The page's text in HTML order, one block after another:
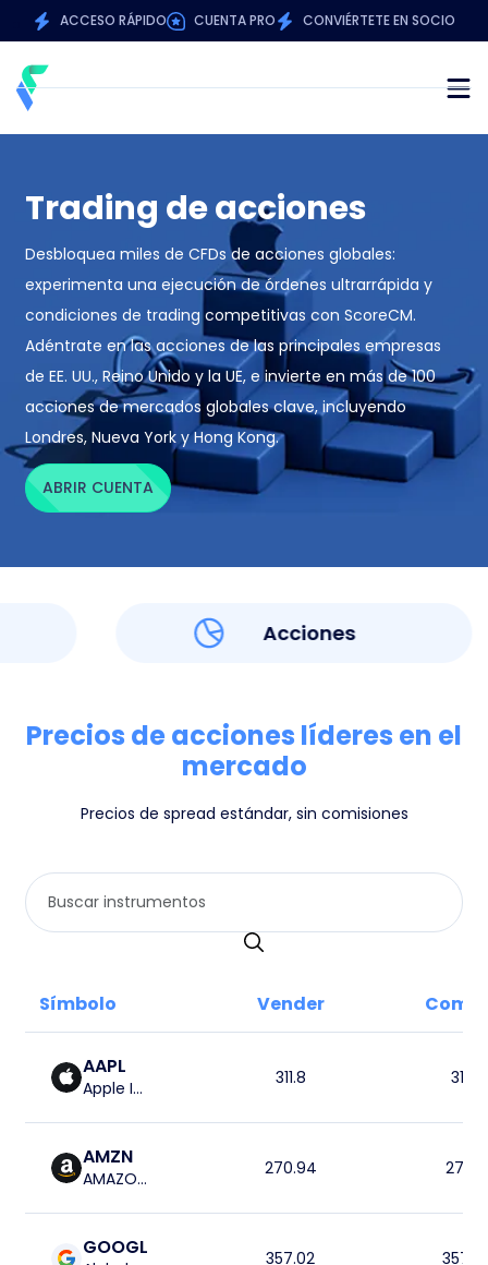
ACCESO RÁPIDO CUENTA PRO CONVIÉRTETE EN SOCIO
Trading de acciones
Desbloquea miles de CFDs de acciones globales:
experimenta una ejecución de órdenes ultrarrápida y
condiciones de trading competitivas con ScoreCM.
Adéntrate en las acciones de las principales empresas
de EE. UU., Reino Unido y la UE, e invierte en más de 100
acciones de mercados globales clave, incluyendo
Londres, Nueva York y Hong Kong.
ABRIR CUENTA
Acciones
Precios de acciones líderes en el
mercado
Precios de spread estándar, sin comisiones
Símbolo Vender
AAPL
Apple Inc 311.8 312.3
AMZN
AMAZON.COM INC 270.94
GOOGL 357.09